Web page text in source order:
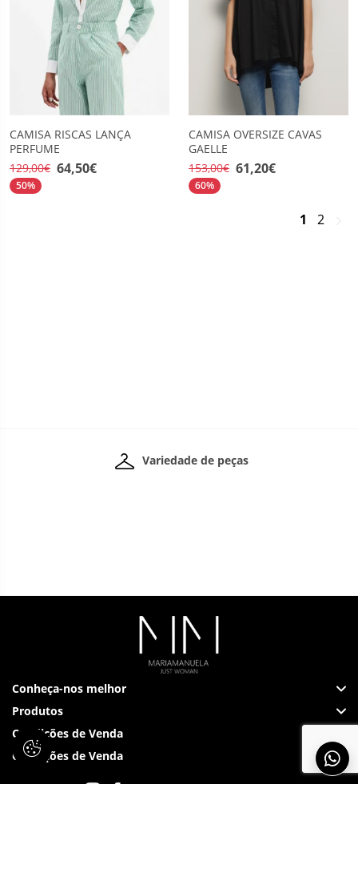
CAMISA RISCAS LANÇA
PERFUME
129,00€ 64,50€
50%
CAMISA OVERSIZE CAVAS
GAELLE
153,00€ 61,20€
60%
1 2
Variedade de peças
Conheça-nos melhor
Produtos
Condições de Venda
Condições de Venda